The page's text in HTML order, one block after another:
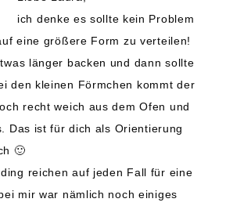
ich denke es sollte kein Problem
eine größere Form zu verteilen!
länger backen und dann sollte
den kleinen Förmchen kommt der
recht weich aus dem Ofen und
Das ist für dich als Orientierung
🙂
reichen auf jeden Fall für eine
mir war nämlich noch einiges